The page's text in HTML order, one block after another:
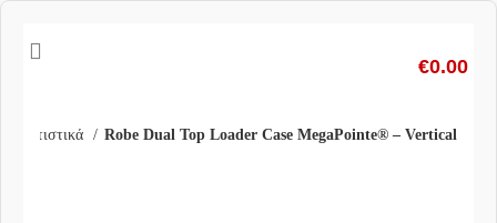
€0.00
Φωτιστικά Robe Dual Top Loader Case MegaPointe® – Vertical